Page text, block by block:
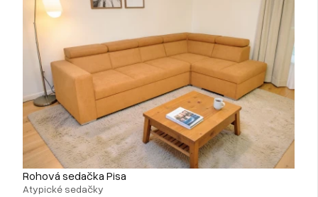
Rohová sedačka Pisa
Atypické sedačky